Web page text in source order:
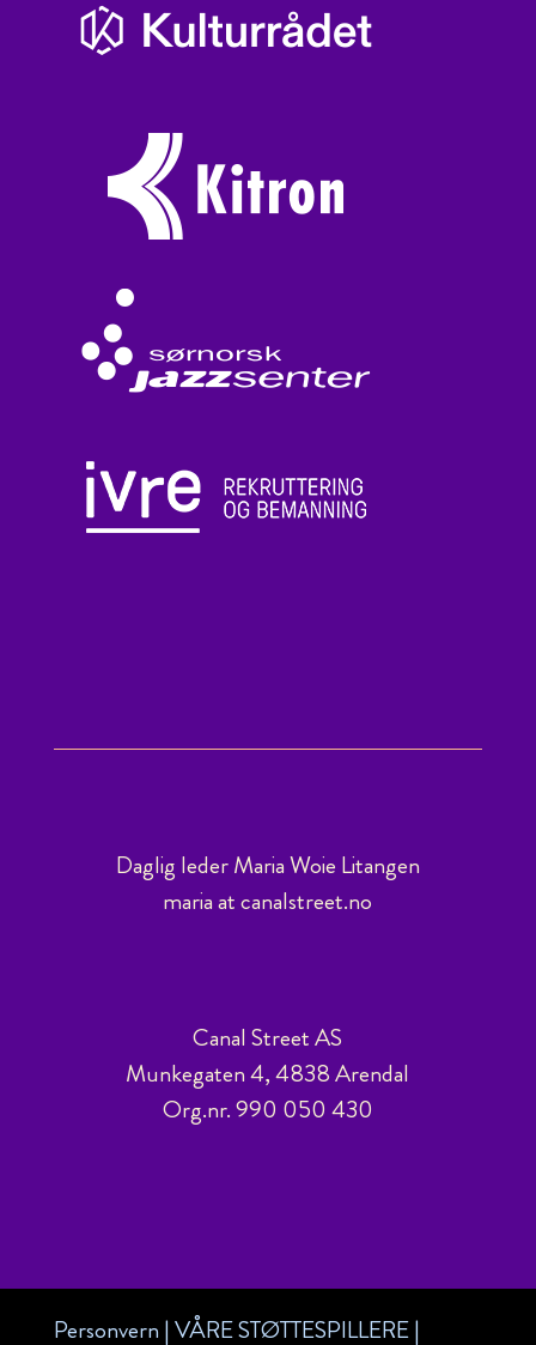
Daglig leder Maria Woie Litangen
maria at canalstreet.no
Canal Street AS
Munkegaten 4, 4838 Arendal
Org.nr. 990 050 430
Personvern|VÅRE STØTTESPILLERE|